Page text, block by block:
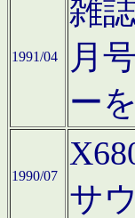
1991/04
雑
月
ー
1990/07
サ